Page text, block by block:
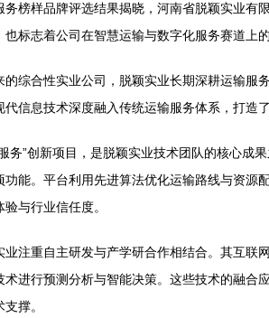
榜样品牌评选结果揭晓，河南省脱颖实业有
标志着公司在智慧运输与数字化服务赛道上
综合性实业公司，脱颖实业长期深耕运输服
信息技术深度融入传统运输服务体系，打造
务”创新项目，是脱颖实业技术团队的核心
能。平台利用先进算法优化运输路线与资
与行业信任度。
业注重自主研发与产学研合作相结合。其互
进行预测分析与智能决策。这些技术的融
撑。